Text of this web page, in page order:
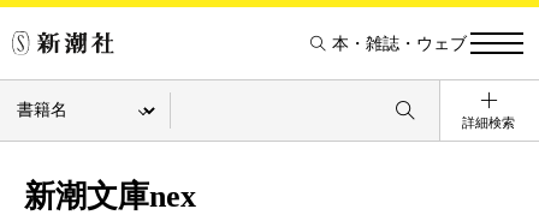
本・雑誌・ウェブ
詳細検索
新潮文庫nex